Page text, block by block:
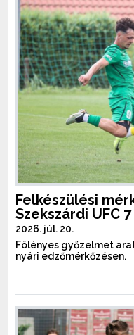
Felkészülési
Szekszárdi UFC 7
2026. júl. 20.
Fölényes győzelmet
nyári edzőmérkőzésen.